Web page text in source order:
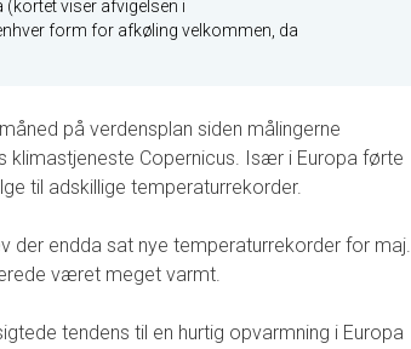
(kortet viser afvigelsen i
form for afkøling velkommen, da
på verdensplan siden målingerne
klimastjeneste Copernicus. Især i Europa førte
til adskillige temperaturrekorder.
der endda sat nye temperaturrekorder for maj.
været meget varmt.
tendens til en hurtig opvarmning i Europa